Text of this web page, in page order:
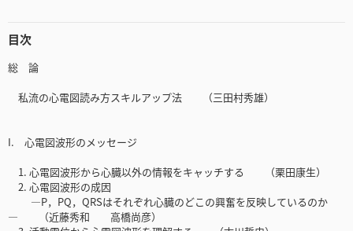
目次
総 論
私流の心電図読み方スキルアップ法 （三田村秀雄）
I. 心電図波形のメッセージ
1. 心電図波形から心臓以外の情報をキャッチする （栗田康生）
2. 心電図波形の成因
―P，PQ，QRSはそれぞれ心臓のどこの興奮を反映しているのか
― （近藤秀和 高橋尚彦）